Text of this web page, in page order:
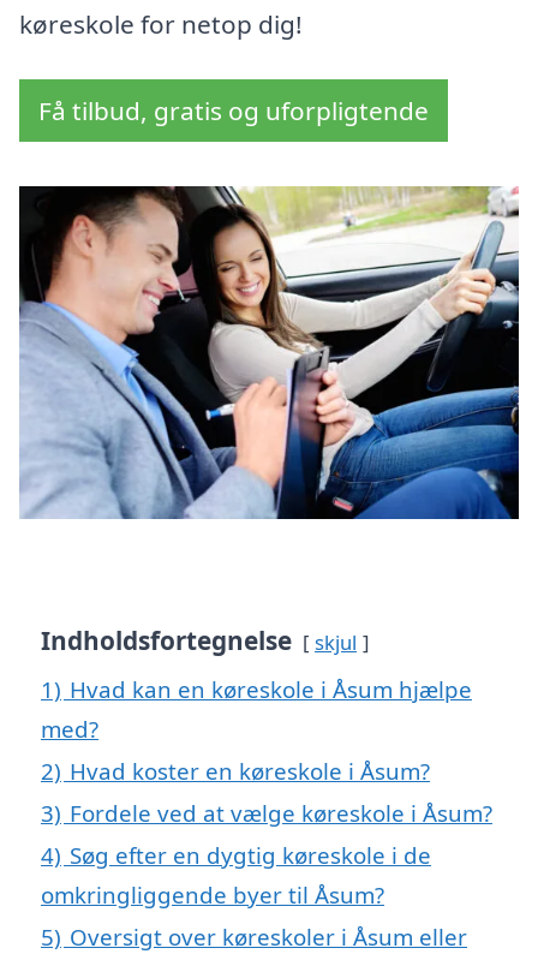
køreskole for netop dig!
Få tilbud, gratis og uforpligtende
Indholdsfortegnelse skjul
1) Hvad kan en køreskole i Åsum hjælpe
med?
2) Hvad koster en køreskole i Åsum?
3) Fordele ved at vælge køreskole i Åsum?
4) Søg efter en dygtig køreskole i de
omkringliggende byer til Åsum?
5) Oversigt over køreskoler i Åsum eller